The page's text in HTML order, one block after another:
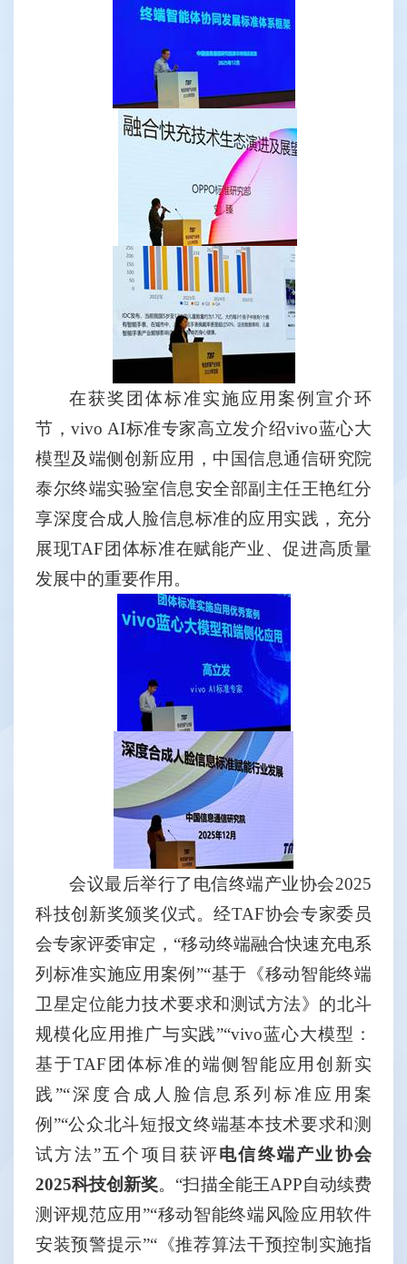
在获奖团体标准实施应用案例宣介环
节，vivo AI标准专家高立发介绍vivo蓝心大
模型及端侧创新应用，中国信息通信研究院
泰尔终端实验室信息安全部副主任王艳红分
享深度合成人脸信息标准的应用实践，充分
展现TAF 团体标准在赋能产业、促进高质量
发展中的重要作用。
会议最后举行了电信终端产业协会2025
科技创新奖颁奖仪式。经TAF协会专家委员
会专家评委审定，“移动终端融合快速充电系
列标准实施应用案例”“基于《移动智能终端
卫星定位能力技术要求和测试方法》的北斗
规模化应用推广与实践”“vivo蓝心大模型：
基于TAF 团体标准的端侧智能应用创新实
践”“深度合成人脸信息系列标准应用案
例”“公众北斗短报文终端基本技术要求和测
试方法”五个项目获评电信终端产业协会
2025科技创新奖。“扫描全能王APP自动续费
测评规范应用”“移动智能终端风险应用软件
安装预警提示”“《推荐算法干预控制实施指